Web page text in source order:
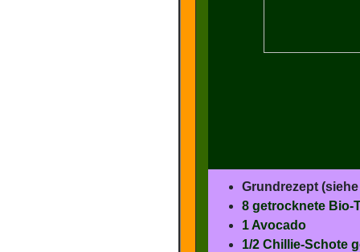
Grundrezept
8 getrocknete Bio-
1 Avocado
1/2 Chillie-Schote